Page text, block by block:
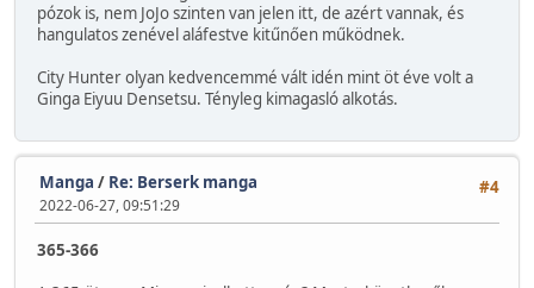
pózok is, nem JoJo szinten van jelen itt, de azért vannak, és
hangulatos zenével aláfestve kitűnően működnek.
City Hunter olyan kedvencemmé vált idén mint öt éve volt a
Ginga Eiyuu Densetsu. Tényleg kimagasló alkotás.
#4
Manga / Re: Berserk manga
2022-06-27, 09:51:29
365-366